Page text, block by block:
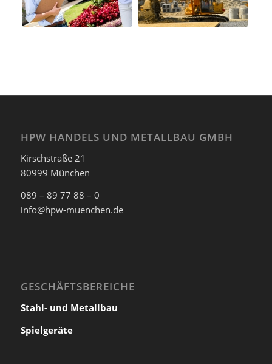
HPW HANDELS UND METALLBAU GMBH
Kirschstraße 21
80999 München
089 – 89 77 88 – 0
info@hpw-muenchen.de
GESCHÄFTSBEREICHE
Stahl- und Metallbau
Spielgeräte